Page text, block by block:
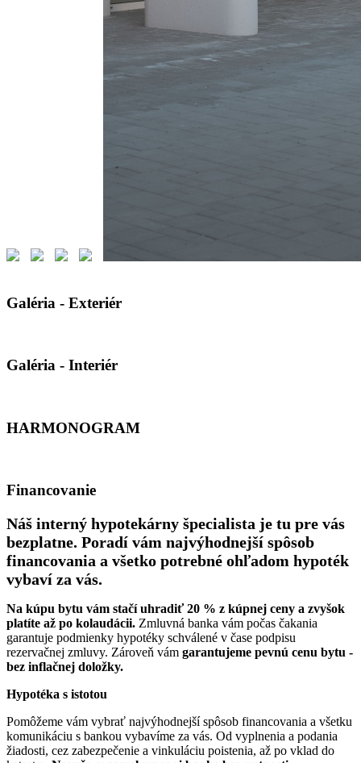
Galéria - Exteriér
Galéria - Interiér
HARMONOGRAM
Financovanie
Náš interný hypotekárny špecialista je tu pre vás
bezplatne. Poradí vám najvýhodnejší spôsob
financovania a všetko potrebné ohľadom hypoték
vybaví za vás.
Na kúpu bytu vám stačí uhradiť 20 % z kúpnej ceny a zvyšok
platíte až po kolaudácii. Zmluvná banka vám počas čakania
garantuje podmienky hypotéky schválené v čase podpisu
rezervačnej zmluvy. Zároveň vám garantujeme pevnú cenu bytu -
bez inflačnej doložky.
Hypotéka s istotou
Pomôžeme vám vybrať najvýhodnejší spôsob financovania a všetku
komunikáciu s bankou vybavíme za vás. Od vyplnenia a podania
žiadosti, cez zabezpečenie a vinkuláciu poistenia, až po vklad do